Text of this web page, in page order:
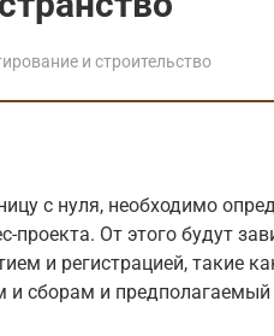
и строительство
с нуля, необходимо
проекта. От этого будут
и регистрацией, такие
и сборам и предполагаемый